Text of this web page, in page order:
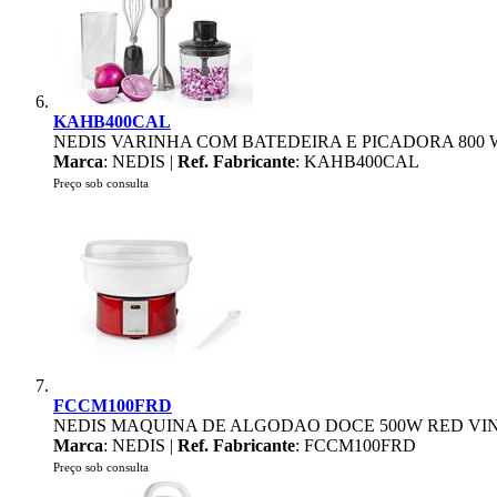
KAHB400CAL
NEDIS VARINHA COM BATEDEIRA E PICADORA 800
Marca: NEDIS | Ref. Fabricante: KAHB400CAL
Preço sob consulta
FCCM100FRD
NEDIS MAQUINA DE ALGODAO DOCE 500W RED
Marca: NEDIS | Ref. Fabricante: FCCM100FRD
Preço sob consulta